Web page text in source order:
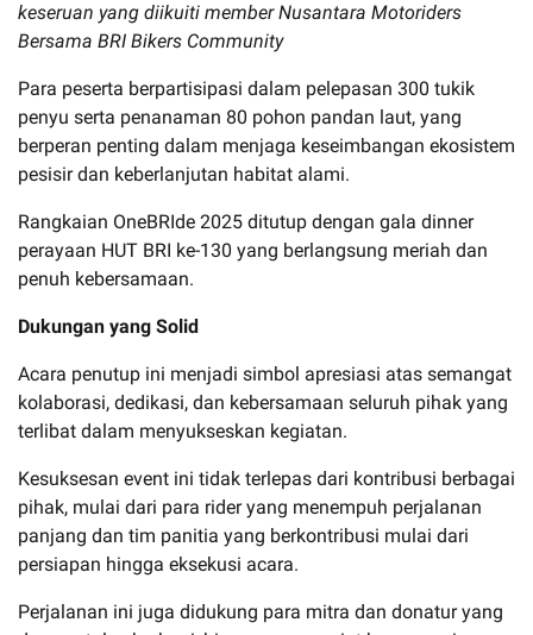
keseruan yang diikuiti member Nusantara Motoriders
Bersama BRI Bikers Community
Para peserta berpartisipasi dalam pelepasan 300 tukik
penyu serta penanaman 80 pohon pandan laut, yang
berperan penting dalam menjaga keseimbangan ekosistem
pesisir dan keberlanjutan habitat alami.
Rangkaian OneBRIde 2025 ditutup dengan gala dinner
perayaan HUT BRI ke-130 yang berlangsung meriah dan
penuh kebersamaan.
Dukungan yang Solid
Acara penutup ini menjadi simbol apresiasi atas semangat
kolaborasi, dedikasi, dan kebersamaan seluruh pihak yang
terlibat dalam menyukseskan kegiatan.
Kesuksesan event ini tidak terlepas dari kontribusi berbagai
pihak, mulai dari para rider yang menempuh perjalanan
panjang dan tim panitia yang berkontribusi mulai dari
persiapan hingga eksekusi acara.
Perjalanan ini juga didukung para mitra dan donatur yang